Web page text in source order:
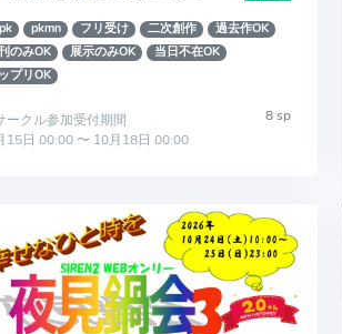
pkmn フリ受け 二次創作
過去作OK
のみOK
展示のみOK
当日不在OK
プリOK
8 sp
ークル参加受付期間
15日 00:00 〜 10月18日 00:00